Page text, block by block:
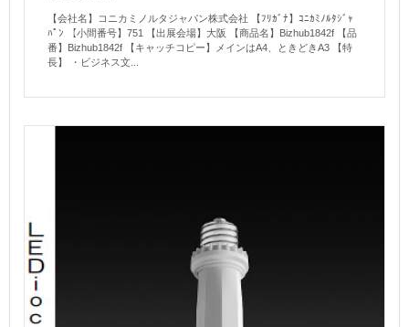
【会社名】コニカミノルタジャパン株式会社 【ﾌﾘｶﾞﾅ】ｺﾆｶﾐﾉﾙﾀｼﾞｬ
ﾊﾟﾝ 【小間番号】751 【出展会場】大阪 【商品名】Bizhub1842f 【品
番】Bizhub1842f 【キャッチコピー】メインはA4、ときどきA3 【特
長】 ・ビジネス文...